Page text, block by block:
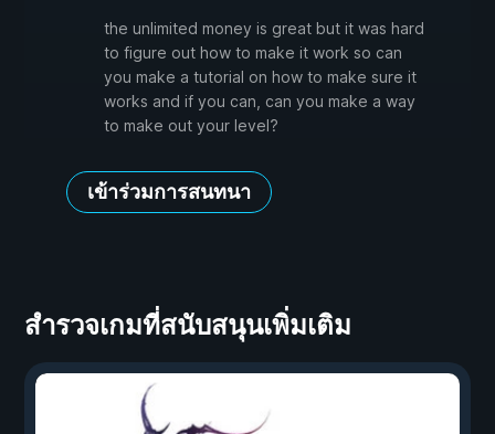
the unlimited money is great but it was hard
to figure out how to make it work so can
you make a tutorial on how to make sure it
works and if you can, can you make a way
to make out your level?
เข้าร่วมการสนทนา
สำรวจเกมที่สนับสนุนเพิ่มเติม